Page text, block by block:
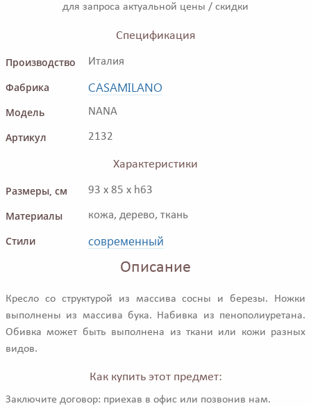
для запроса актуальной цены / скидки
Спецификация
Производство
Италия
Фабрика CASAMILANO
Модель NANA
Артикул 2132
Характеристики
Размеры, см
93 x 85 x h63
Материалы кожа, дерево, ткань
Стили современный
Описание
Кресло со структурой из массива сосны и березы. Ножки
выполнены из массива бука. Набивка из пенополиуретана.
Обивка может быть выполнена из ткани или кожи разных
видов.
Как купить этот предмет:
Заключите договор: приехав в офис или позвонив нам.